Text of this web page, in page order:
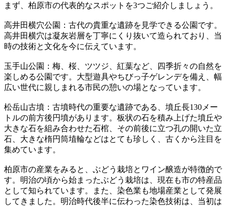
まず、柏原市の代表的なスポットを3つご紹介しましょう。
高井田横穴公園：古代の貴重な遺跡を見学できる公園です。
高井田横穴は凝灰岩層を丁寧にくり抜いて造られており、当
時の技術と文化を今に伝えています。
玉手山公園：梅、桜、ツツジ、紅葉など、四季折々の自然を
楽しめる公園です。大型遊具やちびっ子ゲレンデを備え、幅
広い世代に親しまれる市民の憩いの場となっています。
松岳山古墳：古墳時代の重要な遺跡である、墳丘長130メー
トルの前方後円墳があります。板状の石を積み上げた墳丘や
大きな石を組み合わせた石棺、その前後に立つ孔の開いた立
石、大きな楕円筒埴輪などはとても珍しく、古くから注目を
集めています。
柏原市の産業をみると、ぶどう栽培とワイン醸造が特徴的で
す。明治の頃から始まったぶどう栽培は、現在も市の特産品
として知られています。また、染色業も地場産業として発展
してきました。明治時代後半に伝わった染色技術は、当初は